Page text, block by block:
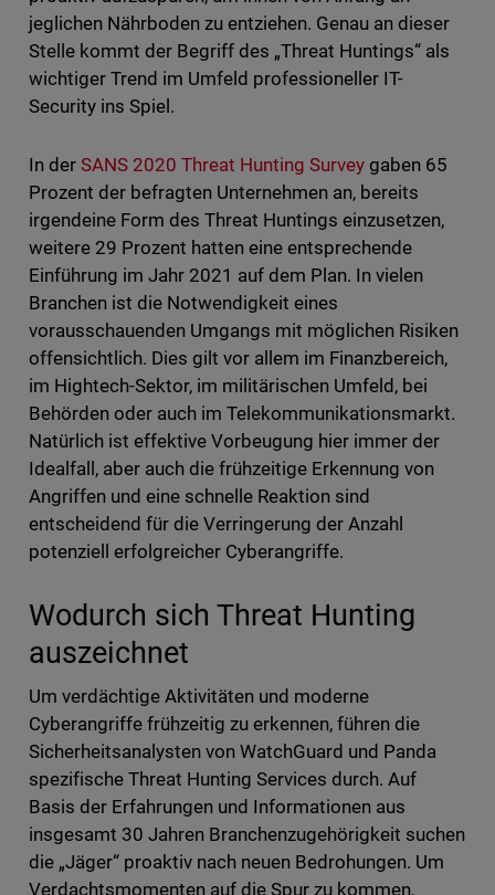
jeglichen Nährboden zu entziehen. Genau an dieser
Stelle kommt der Begriff des „Threat Huntings“ als
wichtiger Trend im Umfeld professioneller IT-
Security ins Spiel.
In der SANS 2020 Threat Hunting Survey gaben 65
Prozent der befragten Unternehmen an, bereits
irgendeine Form des Threat Huntings einzusetzen,
weitere 29 Prozent hatten eine entsprechende
Einführung im Jahr 2021 auf dem Plan. In vielen
Branchen ist die Notwendigkeit eines
vorausschauenden Umgangs mit möglichen Risiken
offensichtlich. Dies gilt vor allem im Finanzbereich,
im Hightech-Sektor, im militärischen Umfeld, bei
Behörden oder auch im Telekommunikationsmarkt.
Natürlich ist effektive Vorbeugung hier immer der
Idealfall, aber auch die frühzeitige Erkennung von
Angriffen und eine schnelle Reaktion sind
entscheidend für die Verringerung der Anzahl
potenziell erfolgreicher Cyberangriffe.
Wodurch sich Threat Hunting
auszeichnet
Um verdächtige Aktivitäten und moderne
Cyberangriffe frühzeitig zu erkennen, führen die
Sicherheitsanalysten von WatchGuard und Panda
spezifische Threat Hunting Services durch. Auf
Basis der Erfahrungen und Informationen aus
insgesamt 30 Jahren Branchenzugehörigkeit suchen
die „Jäger“ proaktiv nach neuen Bedrohungen. Um
Verdachtsmomenten auf die Spur zu kommen,